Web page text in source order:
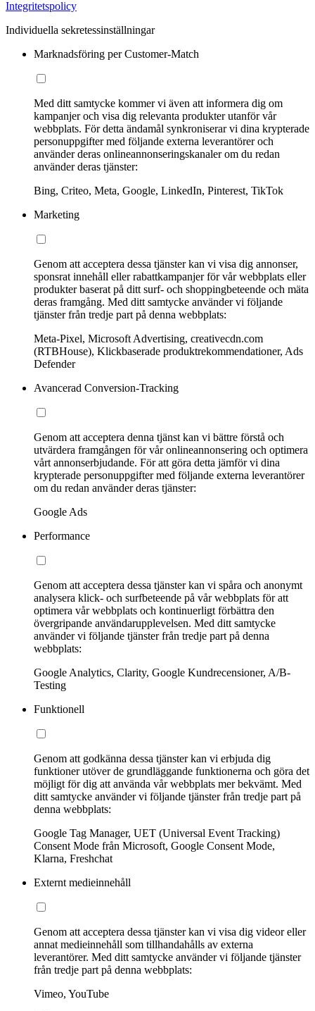
Integritetspolicy
Individuella sekretessinställningar
Marknadsföring per Customer-Match
Med ditt samtycke kommer vi även att informera dig om
kampanjer och visa dig relevanta produkter utanför vår
webbplats. För detta ändamål synkroniserar vi dina krypterade
personuppgifter med följande externa leverantörer och
använder deras onlineannonseringskanaler om du redan
använder deras tjänster:
Bing, Criteo, Meta, Google, LinkedIn, Pinterest, TikTok
Marketing
Genom att acceptera dessa tjänster kan vi visa dig annonser,
sponsrat innehåll eller rabattkampanjer för vår webbplats eller
produkter baserat på ditt surf- och shoppingbeteende och mäta
deras framgång. Med ditt samtycke använder vi följande
tjänster från tredje part på denna webbplats:
Meta-Pixel, Microsoft Advertising, creativecdn.com
(RTBHouse), Klickbaserade produktrekommendationer, Ads
Defender
Avancerad Conversion-Tracking
Genom att acceptera denna tjänst kan vi bättre förstå och
utvärdera framgången för vår onlineannonsering och optimera
vårt annonserbjudande. För att göra detta jämför vi dina
krypterade personuppgifter med följande externa leverantörer
om du redan använder deras tjänster:
Google Ads
Performance
Genom att acceptera dessa tjänster kan vi spåra och anonymt
analysera klick- och surfbeteende på vår webbplats för att
optimera vår webbplats och kontinuerligt förbättra den
övergripande användarupplevelsen. Med ditt samtycke
använder vi följande tjänster från tredje part på denna
webbplats:
Google Analytics, Clarity, Google Kundrecensioner, A/B-
Testing
Funktionell
Genom att godkänna dessa tjänster kan vi erbjuda dig
funktioner utöver de grundläggande funktionerna och göra det
möjligt för dig att använda vår webbplats mer bekvämt. Med
ditt samtycke använder vi följande tjänster från tredje part på
denna webbplats:
Google Tag Manager, UET (Universal Event Tracking)
Consent Mode från Microsoft, Google Consent Mode,
Klarna, Freshchat
Externt medieinnehåll
Genom att acceptera dessa tjänster kan vi visa dig videor eller
annat medieinnehåll som tillhandahålls av externa
leverantörer. Med ditt samtycke använder vi följande tjänster
från tredje part på denna webbplats:
Vimeo, YouTube